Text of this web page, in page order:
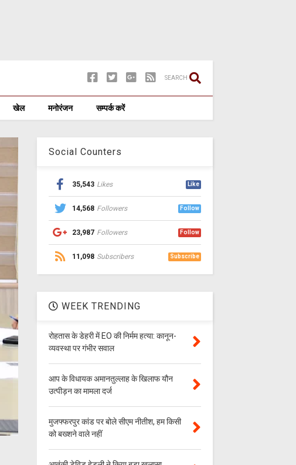
SEARCH
खेल मनोरंजन सम्पर्क करें
Social Counters
35,543 Likes Like
14,568 Followers Follow
23,987 Followers Follow
11,098 Subscribers Subscribe
WEEK TRENDING
रोहतास के डेहरी में EO की निर्मम हत्या: कानून-
व्यवस्था पर गंभीर सवाल
आप के विधायक अमानतुल्लाह के खिलाफ यौन
उत्पीड़न का मामला दर्ज
मुजफ्फरपुर कांड पर बोले सीएम नीतीश, हम किसी
को बख्शने वाले नहीं